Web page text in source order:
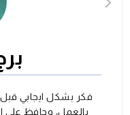
فكر بشكل ايجابي قبل
بالعمل، وحافظ على